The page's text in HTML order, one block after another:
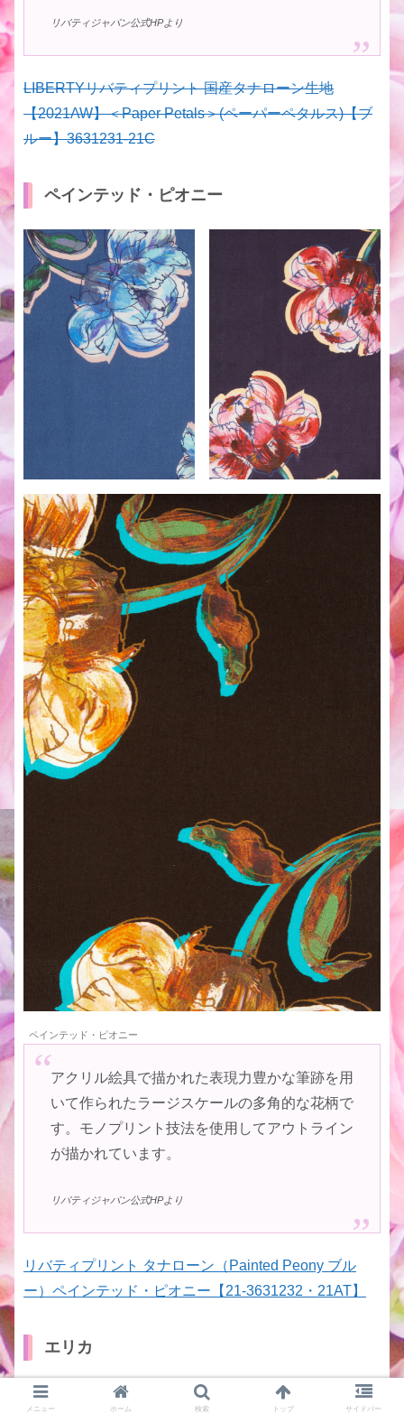
リバティジャパン公式HPより
LIBERTYリバティプリント 国産タナローン生地
【2021AW】＜Paper Petals＞(ペーパーペタルス)【ブ
ルー】3631231-21C
ペインテッド・ピオニー
ペインテッド・ピオニー
アクリル絵具で描かれた表現力豊かな筆跡を用
いて作られたラージスケールの多角的な花柄で
す。モノプリント技法を使用してアウトライン
が描かれています。
リバティジャパン公式HPより
リバティプリント タナローン（Painted Peony ブル
ー）ペインテッド・ピオニー【21-3631232・21AT】
エリカ
メニュー ホーム 検索 トップ サイドバー